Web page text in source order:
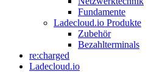
Fundamente
Ladecloud.io Produkte
Zubehör
Bezahlterminals
re:charged
Ladecloud.io